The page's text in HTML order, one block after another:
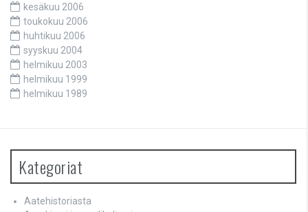
kesäkuu 2006
toukokuu 2006
huhtikuu 2006
syyskuu 2004
helmikuu 2003
helmikuu 1999
helmikuu 1989
Kategoriat
Aatehistoriasta